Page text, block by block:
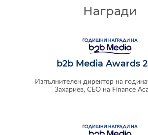
Награди
b2b Media Awards
Изпълнителен директор на
Захариев, CEO на Finance